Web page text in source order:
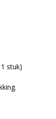
stuk)